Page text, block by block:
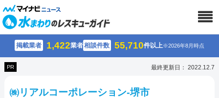
掲載業者 1,422業者相談件数 55,710件以上※2026年8月時点
PR 最終更新日： 2022.12.7
㈱リアルコーポレーション-堺市